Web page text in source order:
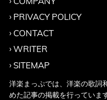
PRIVACY POLICY
CONTACT
WRITER
SITEMAP
洋楽まっぷでは、洋楽の歌詞
めた記事の掲載を行っていま